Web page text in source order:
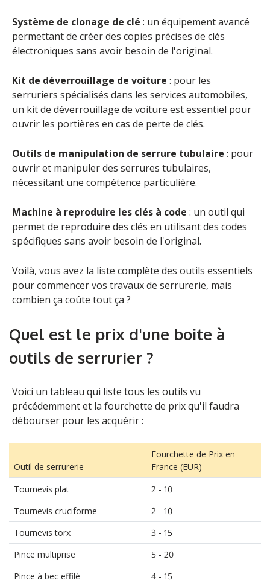
Système de clonage de clé : un équipement avancé
permettant de créer des copies précises de clés
électroniques sans avoir besoin de l'original.
Kit de déverrouillage de voiture : pour les
serruriers spécialisés dans les services automobiles,
un kit de déverrouillage de voiture est essentiel pour
ouvrir les portières en cas de perte de clés.
Outils de manipulation de serrure tubulaire : pour
ouvrir et manipuler des serrures tubulaires,
nécessitant une compétence particulière.
Machine à reproduire les clés à code : un outil qui
permet de reproduire des clés en utilisant des codes
spécifiques sans avoir besoin de l'original.
Voilà, vous avez la liste complète des outils essentiels
pour commencervos travaux de serrurerie, mais
combien ça coûte tout ça ?
Quel est le prix d'une boite à
outils de serrurier ?
Voici un tableau qui liste tous les outils vu
précédemment et la fourchette de prix qu'il faudra
débourser pour les acquérir :
Outil de serrurerie
Fourchette de Prix en
France (EUR)
Tournevis plat
2 - 10
Tournevis cruciforme
2 - 10
Tournevis torx
3 - 15
Pince multiprise
5 - 20
Pince à bec effilé
4 - 15